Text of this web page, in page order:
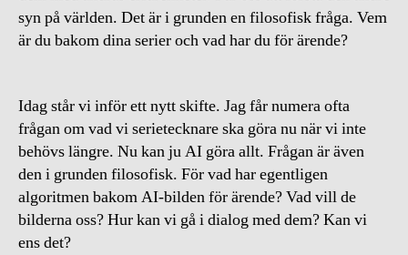
syn på världen. Det är i grunden en filosofisk fråga. Vem
är du bakom dina serier och vad har du för ärende?
Idag står vi inför ett nytt skifte. Jag får numera ofta
frågan om vad vi serietecknare ska göra nu när vi inte
behövs längre. Nu kan ju AI göra allt. Frågan är även
den i grunden filosofisk. För vad har egentligen
algoritmen bakom AI-bilden för ärende? Vad vill de
bilderna oss? Hur kan vi gå i dialog med dem? Kan vi
ens det?